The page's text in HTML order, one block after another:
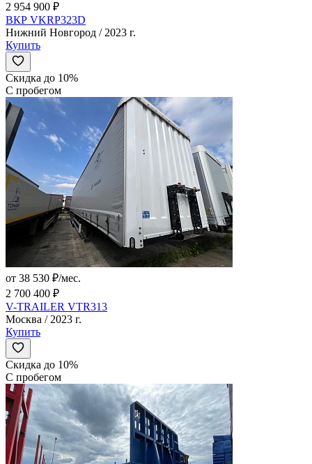
2 954 900 ₽
ВКР VKRP323D
Нижний Новгород / 2023 г.
Купить
Скидка до 10%
С пробегом
от 38 530 ₽/мес.
2 700 400 ₽
V-TRAILER VTR313
Москва / 2023 г.
Купить
Скидка до 10%
С пробегом